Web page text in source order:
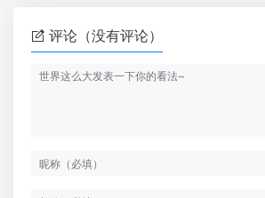
评论（没有评论）